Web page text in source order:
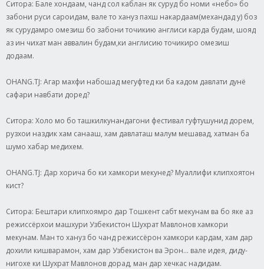
Ситора: Бале хондаам, чанд сол каблан як суруд бо номи «небо» бо
забони руси сароидам, вале то хануз пахш накардаам(механдад у) боз
як сурудамро омезиш бо забони точикию англиси карда будам, шояд
аз ин чихат ман аввалин будам,ки англисию точикиро омезиш
додаам.
OHANG.TJ: Агар махфи набошад мегуфтед ки ба кадом давлати дунё
сафари навбати доред?
Ситора: Холо мо бо ташкилкунандагони фестивал гуфтушунид дорем,
рузхои наздик хам санааш, хам давлаташ малум мешавад, хатман ба
шумо хабар медихем.
OHANG.TJ: Дар хорича бо ки хамкори мекунед? Муаллифи клипхоятон
кист?
Ситора: Бештари клипхоямро дар Тошкент сабт мекунам ва бо яке аз
режиссёрхои машхури Узбекистон Шухрат Мавлонов хамкори
мекунам. Ман то хануз бо чанд режиссёрон хамкори кардам, хам дар
дохили кишварамон, хам дар Узбекистон ва Эрон... вале идея, диду-
нигохе ки Шухрат Мавлонов дорад, ман дар хечкас надидам.